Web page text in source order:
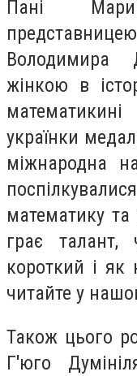
Пані
Володимира
жінкою в
українки
міжнародна
математику
грає талант,
короткий і
читайте у
Також цього
Г'юго